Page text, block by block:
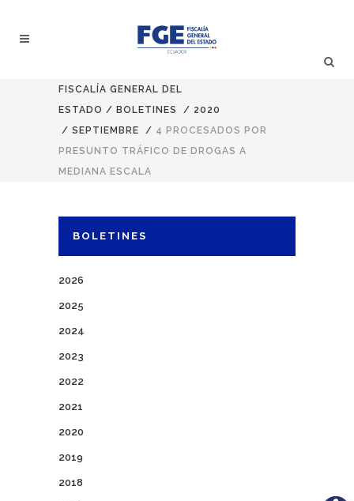
FISCALÍA GENERAL DEL
ESTADO / BOLETINES / 2020
/ SEPTIEMBRE / 4 PROCESADOS POR
PRESUNTO TRÁFICO DE DROGAS A
MEDIANA ESCALA
BOLETINES
2026
2025
2024
2023
2022
2021
2020
2019
2018